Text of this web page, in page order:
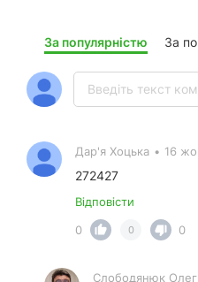
За популярністю За
Дар'я Хоцька • 16
272427
Відповісти
0
0 0
Слободянюк